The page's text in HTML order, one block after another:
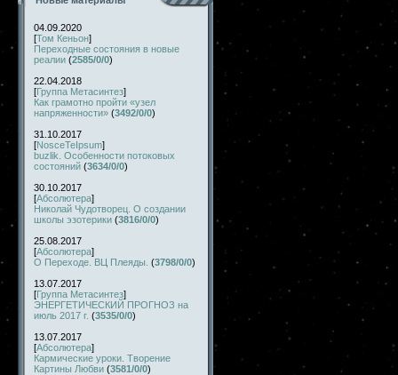
04.09.2020
[Том Кеньон]
Переходные состояния в новые
реалии (2585/0/0)
22.04.2018
[Группа Метасинтез]
Как грамотно пройти «узел
напряженности» (3492/0/0)
31.10.2017
[NosceTeIpsum]
buzlik. Особенности потоковых
состояний (3634/0/0)
30.10.2017
[Абсолютера]
Николай Чудотворец. О создании
школы эзотерики (3816/0/0)
25.08.2017
[Абсолютера]
О Переходе. ВЦ Плеяды. (3798/0/0)
13.07.2017
[Группа Метасинтез]
ЭНЕРГЕТИЧЕСКИЙ ПРОГНОЗ на
июль 2017 г. (3535/0/0)
13.07.2017
[Абсолютера]
Кармические уроки. Творение
Картины Любви (3581/0/0)